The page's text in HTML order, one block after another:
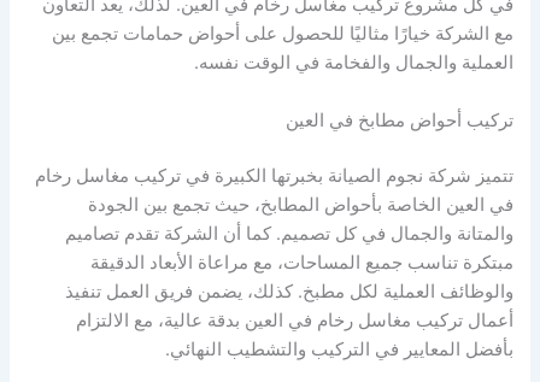
في كل مشروع تركيب مغاسل رخام في العين. لذلك، يعد التعاون
مع الشركة خيارًا مثاليًا للحصول على أحواض حمامات تجمع بين
العملية والجمال والفخامة في الوقت نفسه.
تركيب أحواض مطابخ في العين
تتميز شركة نجوم الصيانة بخبرتها الكبيرة في تركيب مغاسل رخام
في العين الخاصة بأحواض المطابخ، حيث تجمع بين الجودة
والمتانة والجمال في كل تصميم. كما أن الشركة تقدم تصاميم
مبتكرة تناسب جميع المساحات، مع مراعاة الأبعاد الدقيقة
والوظائف العملية لكل مطبخ. كذلك، يضمن فريق العمل تنفيذ
أعمال تركيب مغاسل رخام في العين بدقة عالية، مع الالتزام
بأفضل المعايير في التركيب والتشطيب النهائي.